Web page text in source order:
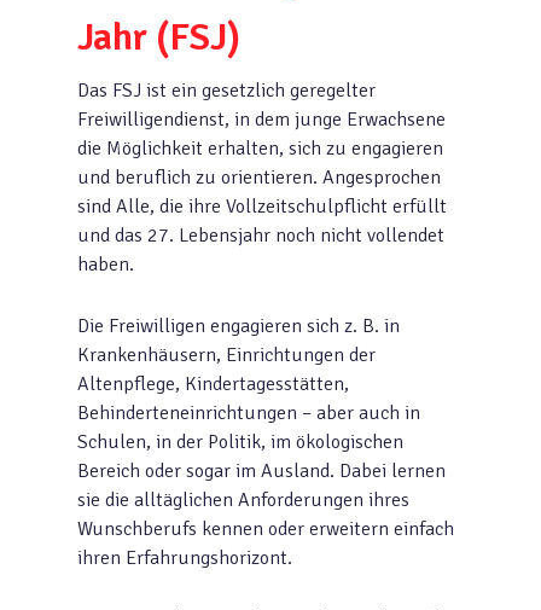
Jahr (FSJ)
Das FSJ ist ein gesetzlich geregelter
Freiwilligendienst, in dem junge Erwachsene
die Möglichkeit erhalten, sich zu engagieren
und beruflich zu orientieren. Angesprochen
sind Alle, die ihre Vollzeitschulpflicht erfüllt
und das 27. Lebensjahr noch nicht vollendet
haben.
Die Freiwilligen engagieren sich z. B. in
Krankenhäusern, Einrichtungen der
Altenpflege, Kindertagesstätten,
Behinderteneinrichtungen – aber auch in
Schulen, in der Politik, im ökologischen
Bereich oder sogar im Ausland. Dabei lernen
sie die alltäglichen Anforderungen ihres
Wunschberufs kennen oder erweitern einfach
ihren Erfahrungshorizont.